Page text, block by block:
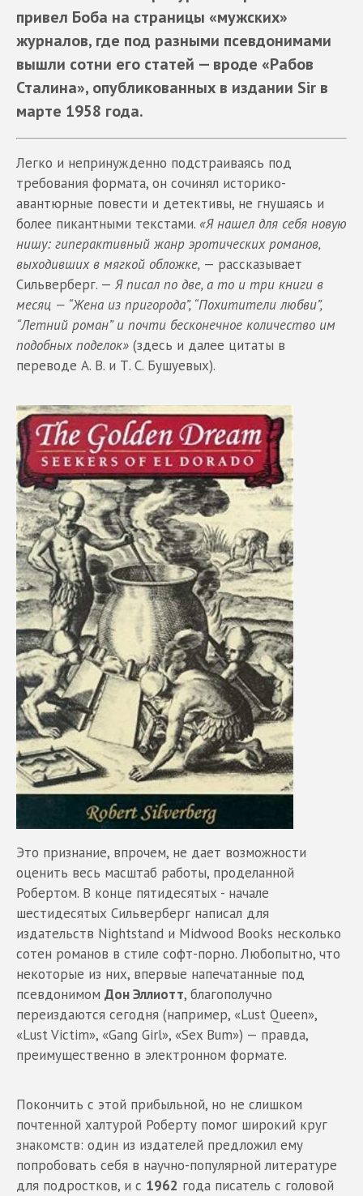
привел Боба на страницы «мужских»
журналов, где под разными псевдонимами
вышли сотни его статей — вроде «Рабов
Сталина», опубликованных в издании Sir в
марте 1958 года.
Легко и непринужденно подстраиваясь под
требования формата, он сочинял историко-
авантюрные повести и детективы, не гнушаясь и
более пикантными текстами. «Я нашел для себя новую
нишу: гиперактивный жанр эротических романов,
выходивших в мягкой обложке, — рассказывает
Сильверберг. — Я писал по две, а то и три книги в
месяц — “Жена из пригорода”, “Похитители любви”,
“Летний роман” и почти бесконечное количество им
подобных поделок» (здесь и далее цитаты в
переводе А. В. и Т. С. Бушуевых).
Это признание, впрочем, не дает возможности
оценить весь масштаб работы, проделанной
Робертом. В конце пятидесятых - начале
шестидесятых Сильверберг написал для
издательств Nightstand и Midwood Books несколько
сотен романов в стиле софт-порно. Любопытно, что
некоторые из них, впервые напечатанные под
псевдонимом Дон Эллиотт, благополучно
переиздаются сегодня (например, «Lust Queen»,
«Lust Victim», «Gang Girl», «Sex Bum») — правда,
преимущественно в электронном формате.
Покончить с этой прибыльной, но не слишком
почтенной халтурой Роберту помог широкий круг
знакомств: один из издателей предложил ему
попробовать себя в научно-популярной литературе
для подростков, и с 1962 года писатель с головой